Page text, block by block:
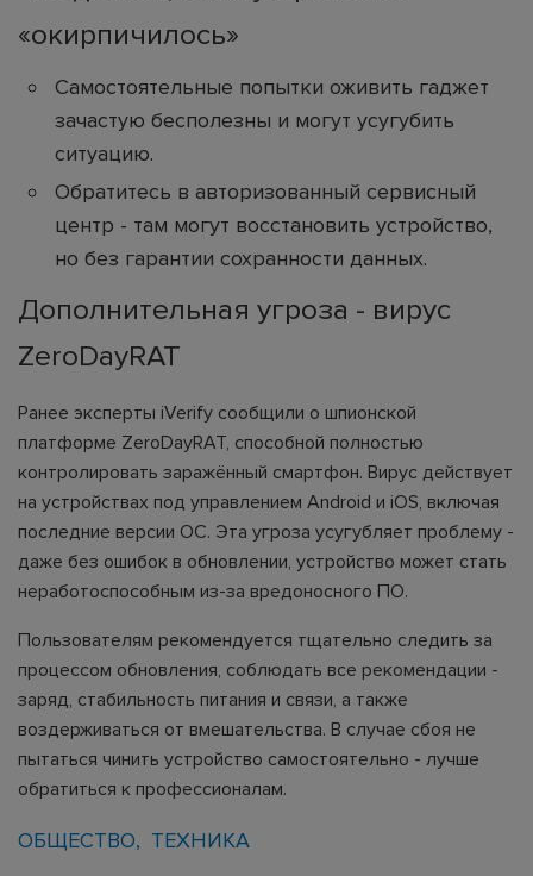
«окирпичилось»
Самостоятельные попытки оживить гаджет
зачастую бесполезны и могут усугубить
ситуацию.
Обратитесь в авторизованный сервисный
центр - там могут восстановить устройство,
но без гарантии сохранности данных.
Дополнительная угроза - вирус
ZeroDayRAT
Ранее эксперты iVerify сообщили о шпионской
платформе ZeroDayRAT, способной полностью
контролировать заражённый смартфон. Вирус действует
на устройствах под управлением Android и iOS, включая
последние версии ОС. Эта угроза усугубляет проблему -
даже без ошибок в обновлении, устройство может стать
неработоспособным из-за вредоносного ПО.
Пользователям рекомендуется тщательно следить за
процессом обновления, соблюдать все рекомендации -
заряд, стабильность питания и связи, а также
воздерживаться от вмешательства. В случае сбоя не
пытаться чинить устройство самостоятельно - лучше
обратиться к профессионалам.
ОБЩЕСТВО ТЕХНИКА